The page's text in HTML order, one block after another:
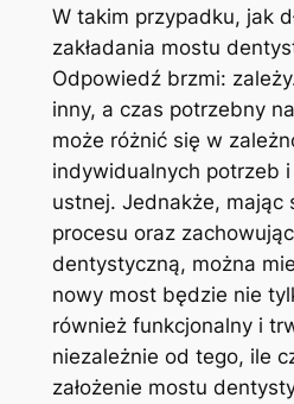
W takim przypadku, jak
zakładania mostu
Odpowiedź brzmi:
inny, a czas potrzebny
może różnić się w
indywidualnych potrzeb
ustnej. Jednakże, mając
procesu oraz
dentystyczną, można
nowy most będzie nie
również funkcjonalny i
niezależnie od tego, ile
założenie mostu